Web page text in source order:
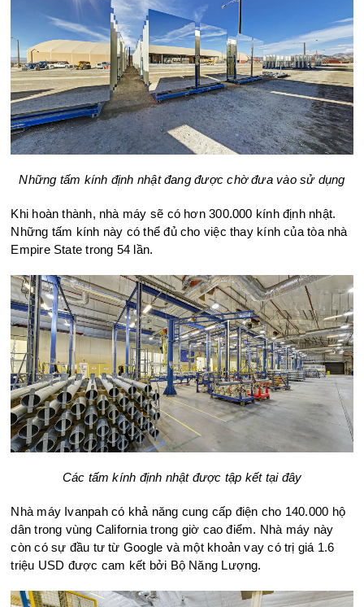
Những tấm kính định nhật đang được chờ đưa vào sử dụng
Khi hoàn thành, nhà máy sẽ có hơn 300.000 kính định nhật.
Những tấm kính này có thể đủ cho việc thay kính của tòa nhà
Empire State trong 54 lần.
Các tấm kính định nhật được tập kết tại đây
Nhà máy Ivanpah có khả năng cung cấp điện cho 140.000 hộ
dân trong vùng California trong giờ cao điểm. Nhà máy này
còn có sự đầu tư từ Google và một khoản vay có trị giá 1.6
triệu USD được cam kết bởi Bộ Năng Lượng.